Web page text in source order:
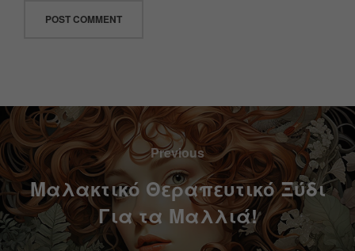
Previous
Μαλακτικό Θεραπευτικό Ξύδι
Για τα Μαλλιά!